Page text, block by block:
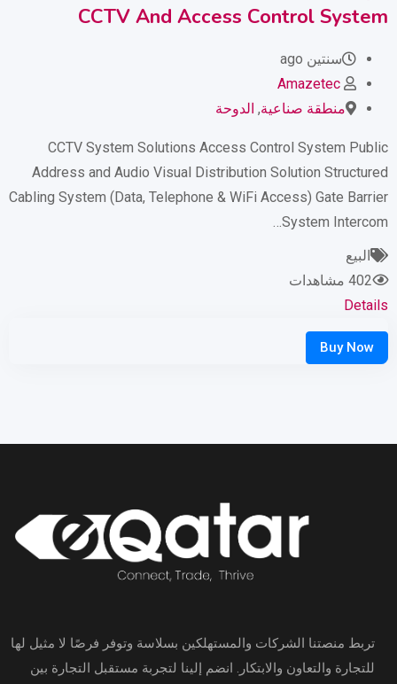
CCTV And Access Control System
سنتين ago
Amazetec
منطقة صناعية, الدوحة
CCTV System Solutions Access Control System Public
Address and Audio Visual Distribution Solution Structured
Cabling System (Data, Telephone & WiFi Access) Gate Barrier
System Intercom…
البيع
402 مشاهدات
Details
تربط منصتنا الشركات والمستهلكين بسلاسة وتوفر فرصًا لا مثيل لها
للتجارة والتعاون والابتكار. انضم إلينا لتجربة مستقبل التجارة بين